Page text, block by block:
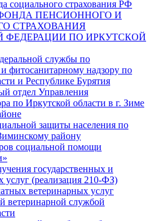
социального страхования РФ
ПЕНСИОННОГО И
СТРАХОВАНИЯ
ФЕДЕРАЦИИ ПО ИРКУТСКОЙ
службы по
фитосанитарному надзору по
и Республике Бурятия
отдел Управления
по Иркутской области в г. Зиме
защиты населения по
району
социальной помощи
государственных и
(реализация 210-ФЗ)
ветеринарных услуг
ветеринарной службой